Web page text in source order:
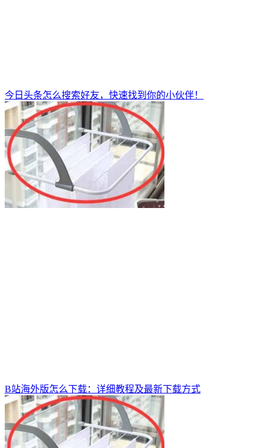
今日头条怎么搜索好友，快速找到你的小伙伴！
B站海外版怎么下载：详细教程及最新下载方式